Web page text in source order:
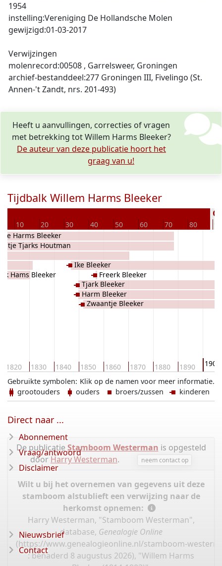
1954
instelling:Vereniging De Hollandsche Molen
gewijzigd:01-03-2017
Verwijzingen
molenrecord:00508 , Garrelsweer, Groningen
archief-bestanddeel:277 Groningen III, Fivelingo (St.
Annen-'t Zandt, nrs. 201-493)
Heeft u aanvullingen, correcties of vragen
met betrekking tot Willem Harms Bleeker?
De auteur van deze publicatie hoort het
graag van u!
Tijdbalk Willem Harms Bleeker
10 20 30 40 50 60 70 80
1820 1830 1840 1850 1860 1870 1880 1890 1900
Harms Bleeker
Tjarks Houtman
Hams Bleeker
Ike Bleeker
Tjark Bleeker
Harm Bleeker
Zwaantje Bleeker
Freerk Bleeker
Klik op de namen voor meer informatie.
Gebruikte symbolen:
grootouders
ouders broers/zussen kinderen
De publicatie Stamboom Westerman is opgesteld
door Harry Westerman. neem contact op
Wilt u bij het overnemen van gegevens uit deze
stamboom alstublieft een verwijzing naar de
herkomst opnemen:
Harry Westerman, "Stamboom Westerman",
database, Genealogie Online
(https://www.genealogieonline.nl/stamboom-
: benaderd 8 augustus 2026), "Willem Harms
Direct naar ...
Abonnement
Vraag/antwoord
Disclaimer
Nieuwsbrief
Contact